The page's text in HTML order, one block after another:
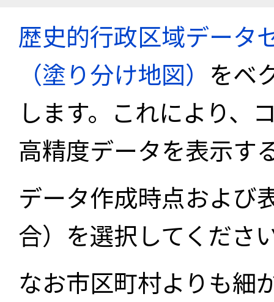
歴史的行政区域データ
（塗り分け地図） をベ
します。これにより、
高精度データを表示す
データ作成時点および
合）を選択してくださ
なお市区町村よりも細